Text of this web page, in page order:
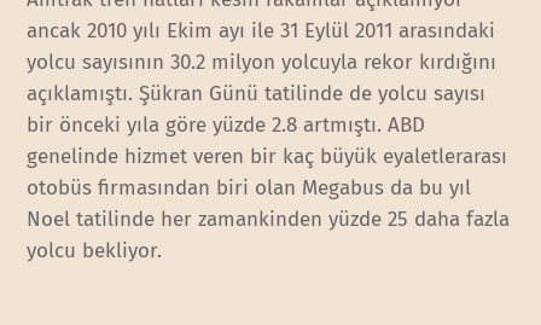
ancak 2010 yılı Ekim ayı ile 31 Eylül 2011 arasındaki
yolcu sayısının 30.2 milyon yolcuyla rekor kırdığını
açıklamıştı. Şükran Günü tatilinde de yolcu sayısı
bir önceki yıla göre yüzde 2.8 artmıştı. ABD
genelinde hizmet veren bir kaç büyük eyaletlerarası
otobüs firmasından biri olan Megabus da bu yıl
Noel tatilinde her zamankinden yüzde 25 daha fazla
yolcu bekliyor.